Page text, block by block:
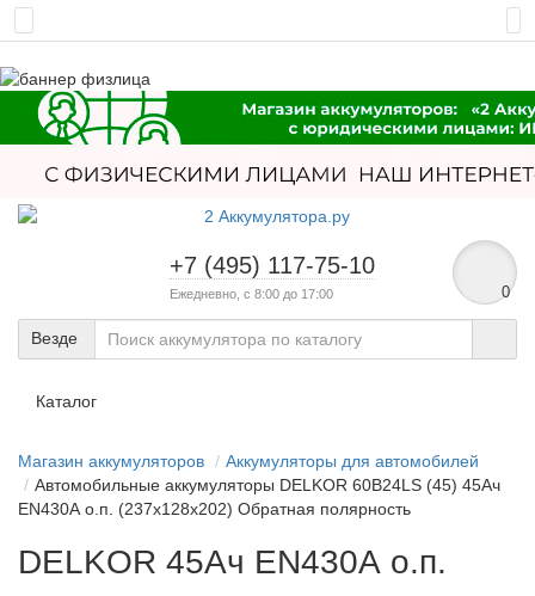
+7 (495) 117-75-10
Ежедневно, с 8:00 до 17:00 0
Везде
Каталог
Магазин аккумуляторов
Аккумуляторы для автомобилей
Автомобильные аккумуляторы DELKOR 60B24LS (45) 45Ач
EN430А о.п. (237х128х202) Обратная полярность
DELKOR 45Ач EN430А о.п.